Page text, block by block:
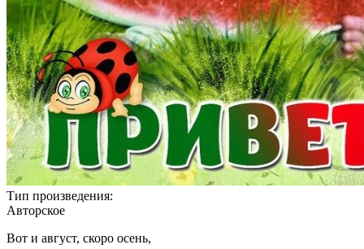
Тип произведения:
Авторское
Вот и август, скоро осень,